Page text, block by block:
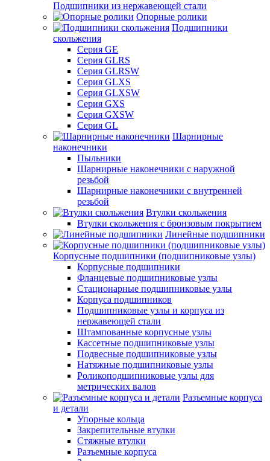
Подшипники из нержавеющей стали
Опорные ролики
Подшипники
скольжения
Серия GE
Серия GLRS
Серия GLRSW
Серия GLXS
Серия GLXSW
Серия GXS
Серия GXSW
Серия GL
Шарнирные
наконечники
Пыльники
Шарнирные наконечники с наружной
резьбой
Шарнирные наконечники с внутренней
резьбой
Втулки скольжения
Втулки скольжения с бронзовым покрытием
Линейные подшипники
Корпусные подшипники (подшипниковые узлы)
Корпусные подшипники
Фланцевые подшипниковые узлы
Стационарные подшипниковые узлы
Корпуса подшипников
Подшипниковые узлы и корпуса из
нержавеющей стали
Штампованные корпусные узлы
Кассетные подшипниковые узлы
Подвесные подшипниковые узлы
Натяжные подшипниковые узлы
Роликоподшипниковые узлы для
метрических валов
Разъемные корпуса
и детали
Упорные кольца
Закрепительные втулки
Стяжные втулки
Разъемные корпуса